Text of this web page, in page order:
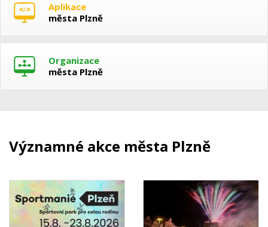
Aplikace
města Plzně
Organizace
města Plzně
Významné akce města Plzně